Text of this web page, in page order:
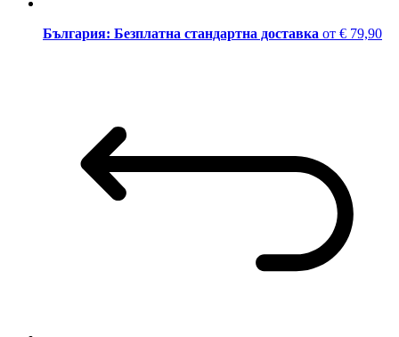
България: Безплатна стандартна доставка от € 79,90